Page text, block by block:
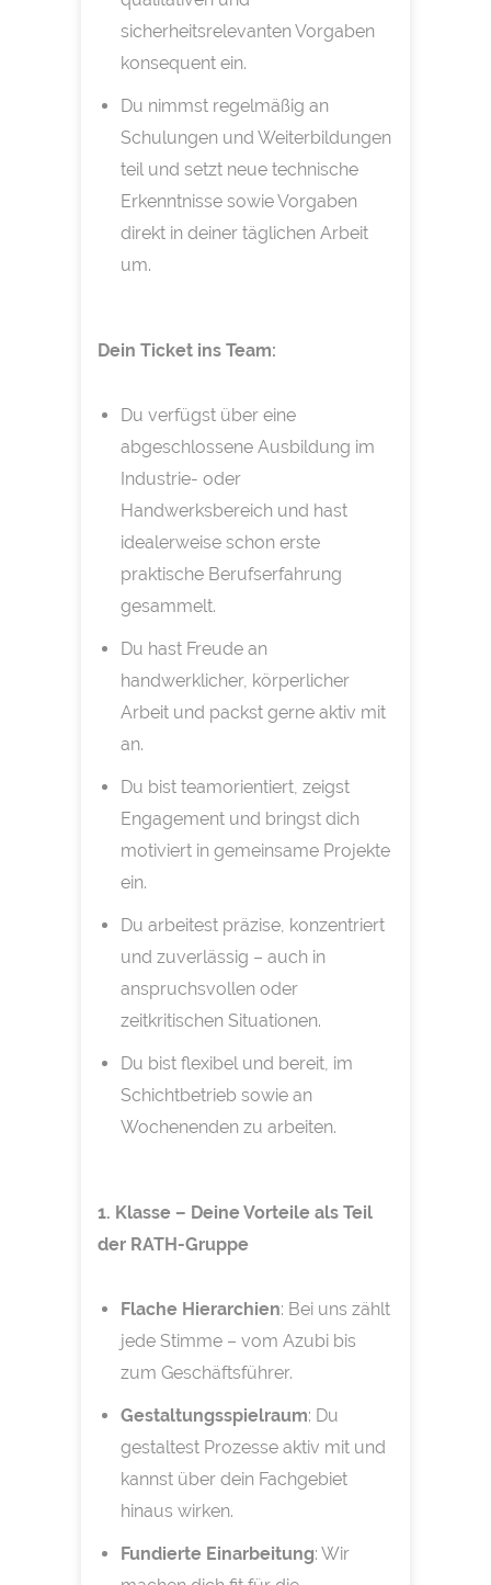
sicherheitsrelevanten Vorgaben
konsequent ein.
Du nimmst regelmäßig an
Schulungen und Weiterbildungen
teil und setzt neue technische
Erkenntnisse sowie Vorgaben
direkt in deiner täglichen Arbeit
um.
Dein Ticket ins Team:
Du verfügst über eine
abgeschlossene Ausbildung im
Industrie- oder
Handwerksbereich und hast
idealerweise schon erste
praktische Berufserfahrung
gesammelt.
Du hast Freude an
handwerklicher, körperlicher
Arbeit und packst gerne aktiv mit
an.
Du bist teamorientiert, zeigst
Engagement und bringst dich
motiviert in gemeinsame Projekte
ein.
Du arbeitest präzise, konzentriert
und zuverlässig – auch in
anspruchsvollen oder
zeitkritischen Situationen.
Du bist flexibel und bereit, im
Schichtbetrieb sowie an
Wochenenden zu arbeiten.
1. Klasse – Deine Vorteile als Teil
der RATH-Gruppe
Flache Hierarchien: Bei uns zählt
jede Stimme – vom Azubi bis
zum Geschäftsführer.
Gestaltungsspielraum: Du
gestaltest Prozesse aktiv mit und
kannst über dein Fachgebiet
hinaus wirken.
Fundierte Einarbeitung: Wir